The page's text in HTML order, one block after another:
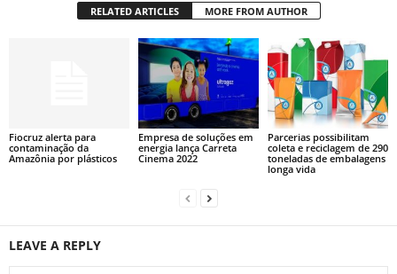
RELATED ARTICLES MORE FROM AUTHOR
Fiocruz alerta para
contaminação da
Amazônia por plásticos
Empresa de soluções em
energia lança Carreta
Cinema 2022
Parcerias possibilitam
coleta e reciclagem de 290
toneladas de embalagens
longa vida
LEAVE A REPLY